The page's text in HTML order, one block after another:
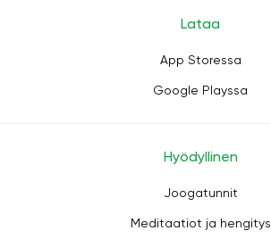
Lataa
App Storessa
Google Playssa
Hyödyllinen
Joogatunnit
Meditaatiot ja hengitys